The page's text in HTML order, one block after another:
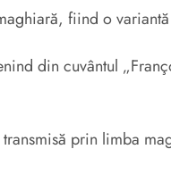
fiind o
din cuvântul
prin limba